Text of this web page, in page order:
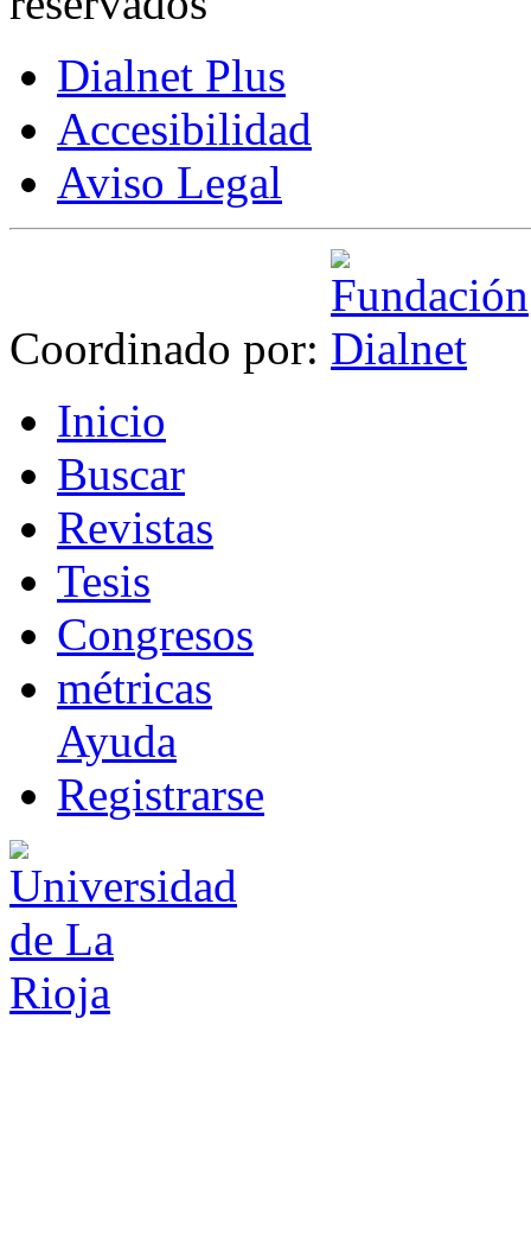
Dialnet Plus
Accesibilidad
Aviso Legal
Coordinado por:
Inicio
Buscar
Revistas
Tesis
Congresos
métricas
Ayuda
Registrarse